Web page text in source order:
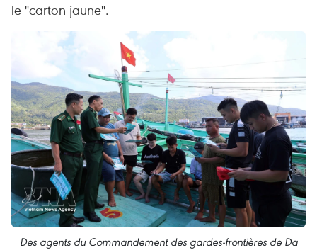
le "carton jaune".
Des agents du Commandement des gardes-frontières de Da